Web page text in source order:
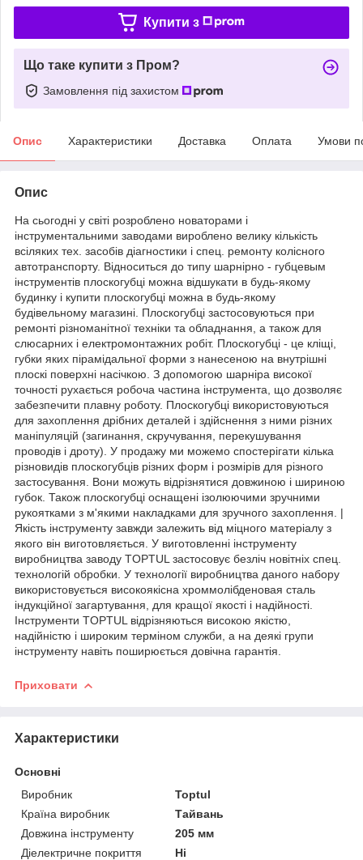
Купити з
Що таке купити з Пром?
Замовлення під захистом
Опис Характеристики Доставка Оплата Умови
Опис
На сьогодні у світі розроблено новаторами і
інструментальними заводами вироблено велику кількість
всіляких тех. засобів діагностики і спец. ремонту колісного
автотранспорту. Відноситься до типу шарнірно - губцевым
інструментів плоскогубці можна відшукати в будь-якому
будинку і купити плоскогубці можна в будь-якому
будівельному магазині. Плоскогубці застосовуються при
ремонті різноманітної техніки та обладнання, а також для
слюсарних і електромонтажних робіт. Плоскогубці - це кліщі,
губки яких пірамідальної форми з нанесеною на внутрішні
плоскі поверхні насічкою. З допомогою шарніра високої
точності рухається робоча частина інструмента, що дозволяє
забезпечити плавну роботу. Плоскогубці використовуються
для захоплення дрібних деталей і здійснення з ними різних
маніпуляцій (загинання, скручування, перекушування
проводів і дроту). У продажу ми можемо спостерігати кілька
різновидів плоскогубців різних форм і розмірів для різного
застосування. Вони можуть відрізнятися довжиною і шириною
губок. Також плоскогубці оснащені ізолюючими зручними
рукоятками з м'якими накладками для зручного захоплення. |
Якість інструменту завжди залежить від міцного матеріалу з
якого він виготовляється. У виготовленні інструменту
виробництва заводу TOPTUL застосовує безліч новітніх спец.
технологій обробки. У технології виробництва даного набору
використовується високоякісна хроммолібденовая сталь
індукційної загартування, для кращої якості і надійності.
Інструменти TOPTUL відрізняються високою якістю,
надійністю і широким терміном служби, а на деякі групи
інструменту навіть поширюється довічна гарантія.
Приховати
Характеристики
Основні
Виробник
Toptul
Країна виробник
Тайвань
Довжина інструменту
205 мм
Діелектричне покриття
Ні